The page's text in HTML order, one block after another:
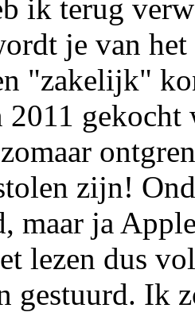
ik terug
je van
"zakelijk"
2011 gekocht
zijn!
maar ja
lezen dus
gestuurd. Ik